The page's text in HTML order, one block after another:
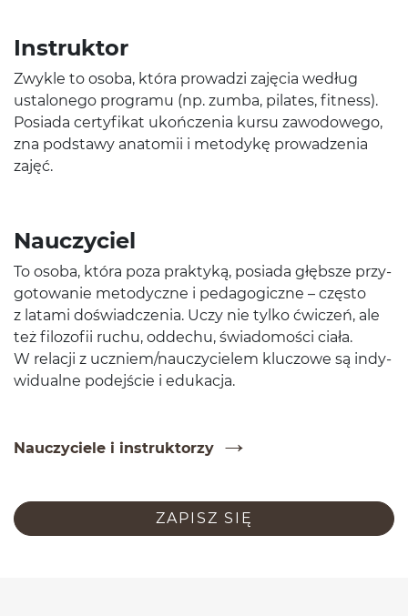
Instruk­tor
Zwykle to osoba, która prowadzi zaję­cia według
ustalonego pro­gramu (np. zumba, pilates, fit­ness).
Posi­ada cer­ty­fikat ukończenia kursu zawodowego,
zna pod­stawy anatomii i metodykę prowadzenia
zajęć.
Nauczy­ciel
To osoba, która poza prak­tyką, posi­ada głęb­sze przy­
go­towanie metody­czne i ped­a­gog­iczne – często
z latami doświad­czenia. Uczy nie tylko ćwiczeń, ale
też filo­zofii ruchu, odd­echu, świado­mości ciała.
W relacji z uczniem/​nauczycielem kluc­zowe są indy­
wid­u­alne pode­jś­cie i edukacja.
Nauczy­ciele i instruktorzy
ZAPISZ SIĘ